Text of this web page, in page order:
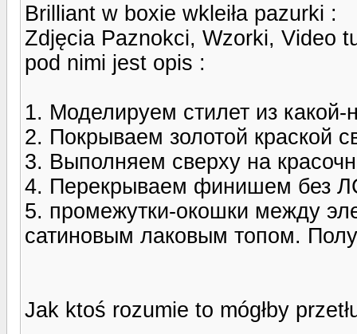
Brilliant w boxie wkleiła pazurki :
Zdjęcia Paznokci, Wzorki, Video
pod nimi jest opis :
1. Моделируем стилет из какой-
2. Покрываем золотой краской
3. Выполняем сверху на
4. Перекрываем финишем без
5. промежутки-окошки между
сатиновым лаковым топом.
Jak ktoś rozumie to mógłby